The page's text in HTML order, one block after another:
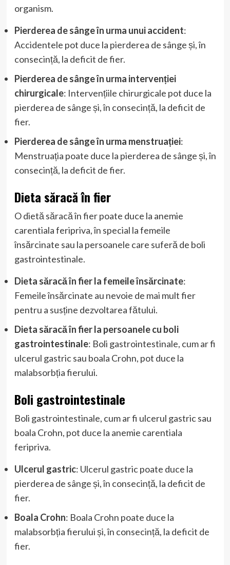
organism.
Pierderea de sânge în urma unui accident:
Accidentele pot duce la pierderea de sânge și, în
consecință, la deficit de fier.
Pierderea de sânge în urma intervenției
chirurgicale: Intervențiile chirurgicale pot duce la
pierderea de sânge și, în consecință, la deficit de
fier.
Pierderea de sânge în urma menstruației:
Menstruația poate duce la pierderea de sânge și, în
consecință, la deficit de fier.
Dieta săracă în fier
O dietă săracă în fier poate duce la anemie
carentiala feripriva, în special la femeile
însărcinate sau la persoanele care suferă de boli
gastrointestinale.
Dieta săracă în fier la femeile însărcinate:
Femeile însărcinate au nevoie de mai mult fier
pentru a susține dezvoltarea fătului.
Dieta săracă în fier la persoanele cu boli
gastrointestinale: Boli gastrointestinale, cum ar fi
ulcerul gastric sau boala Crohn, pot duce la
malabsorbția fierului.
Boli gastrointestinale
Boli gastrointestinale, cum ar fi ulcerul gastric sau
boala Crohn, pot duce la anemie carentiala
feripriva.
Ulcerul gastric: Ulcerul gastric poate duce la
pierderea de sânge și, în consecință, la deficit de
fier.
Boala Crohn: Boala Crohn poate duce la
malabsorbția fierului și, în consecință, la deficit de
fier.